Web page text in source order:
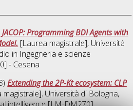
JACOP: Programming BDI Agents with
[Laurea magistrale], Università
in Ingegneria e scienze
- Cesena
Extending the 2P-Kt ecosystem: CLP
magistrale], Università di Bologna,
intelligence [LM-DM270]